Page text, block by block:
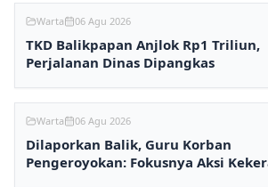
Warta 06 Agu 2026
TKD Balikpapan Anjlok Rp1 Triliun,
Perjalanan Dinas Dipangkas
Warta 06 Agu 2026
Dilaporkan Balik, Guru Korban
Pengeroyokan: Fokusnya Aksi